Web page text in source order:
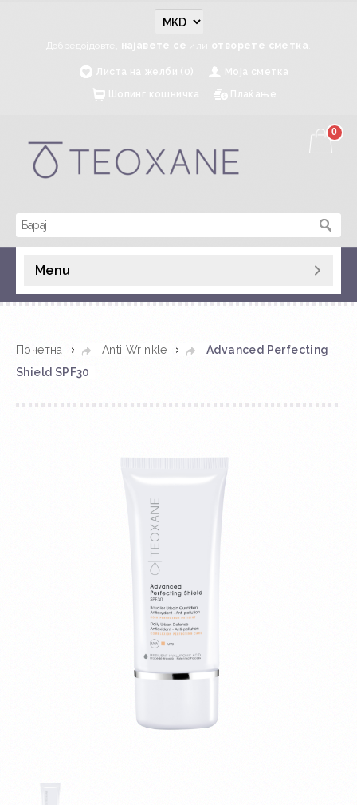
Добредојдовте, најавете се или отворете сметка
Листа на желби (0)
Моја сметка
Шопинг кошничка
Плаќање
0
Menu
Почетна » Anti Wrinkle »
Advanced Perfecting
Shield SPF30